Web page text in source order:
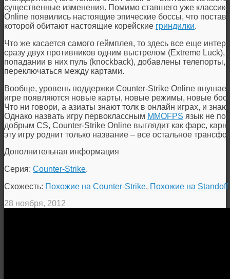
существенные изменения. Помимо ставшего уже
Online появились настоящие эпические боссы, что
которой обитают настоящие корейские гриндилки.
Что же касается самого геймплея, то здесь все еще
сразу двух противников одним выстрелом (Extreme
попадании в них пуль (knockback), добавлены телепорты,
переключаться между картами.
Вообще, уровень поддержки Counter-Strike Online
игре появляются новые карты, новые режимы, новые
Что ни говори, а азиаты знают толк в онлайн играх, и
Однако назвать игру первоклассным MMOFPS язык не
добрым CS, Counter-Strike Online выглядит как фарс,
эту игру роднит только название – все остальное
Дополнительная информация
Серия: Counter-Strike.
Схожесть: Похожие на Counter-Strike, Похожие на Standoff
28 ноября, 2012